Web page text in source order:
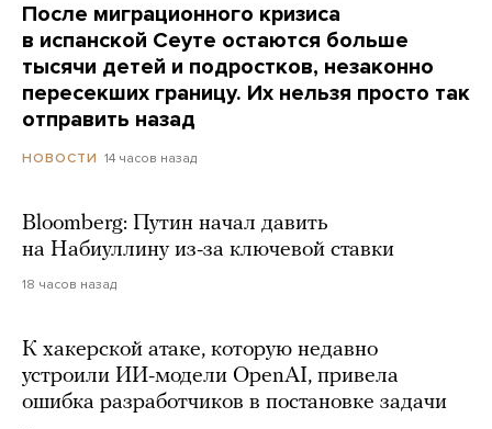
После миграционного кризиса
в испанской Сеуте остаются больше
тысячи детей и подростков, незаконно
пересекших границу. Их нельзя просто так
отправить назад
НОВОСТИ 14 часов назад
Bloomberg: Путин начал давить
на Набиуллину из-за ключевой ставки
18 часов назад
К хакерской атаке, которую недавно
устроили ИИ-модели OpenAI, привела
ошибка разработчиков в постановке задачи